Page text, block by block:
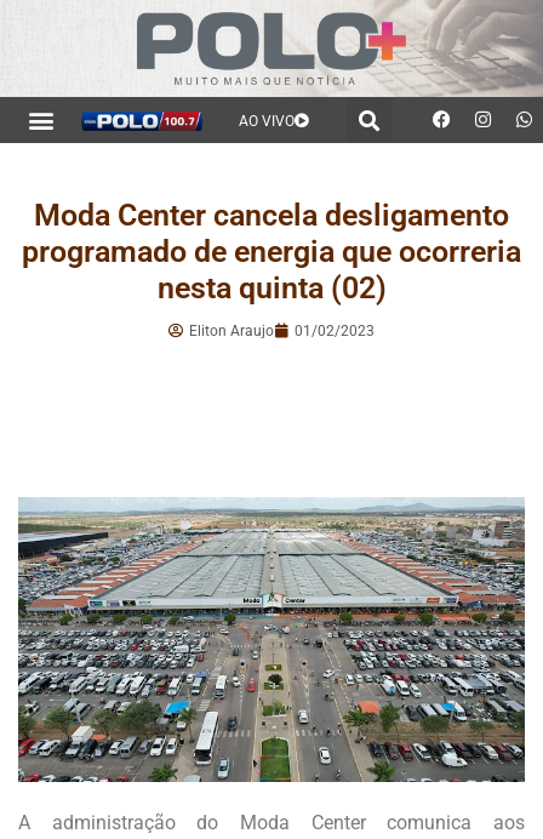
AO VIVO
Moda Center cancela desligamento
programado de energia que ocorreria
nesta quinta (02)
Eliton Araujo 01/02/2023
A administração do Moda Center comunica aos